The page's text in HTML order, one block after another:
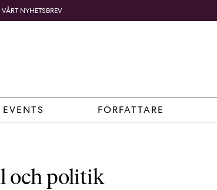
EVENTS FÖRFATTARE
NYHETSBREV
och politik